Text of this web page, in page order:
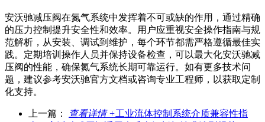
安沃驰减压阀在氮气系统中发挥着不可或缺的作用，通过精确
的压力控制提升安全性和效率。用户应重视安全操作指南与规
范解析，从安装、调试到维护，每个环节都需严格遵循最佳实
践。定期培训操作人员并保持设备检查，可以最大化安沃驰减
压阀的性能，确保氮气系统长期可靠运行。如有更多技术问
题，建议参考安沃驰官方文档或咨询专业工程师，以获取定制
化支持。
上一篇： 查看详情 +工业流体控制系统介质兼容性指